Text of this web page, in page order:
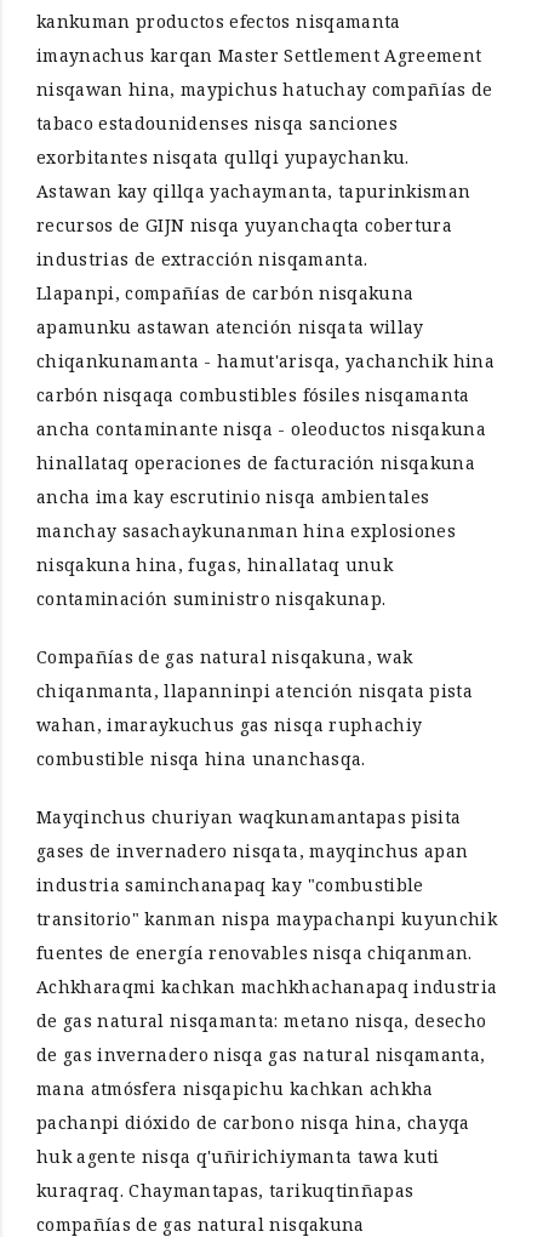
kankuman productos efectos nisqamanta
imaynachus karqan Master Settlement Agreement
nisqawan hina, maypichus hatuchay compañías de
tabaco estadounidenses nisqa sanciones
exorbitantes nisqata qullqi yupaychanku.
Astawan kay qillqa yachaymanta, tapurinkisman
recursos de GIJN nisqa yuyanchaqta cobertura
industrias de extracción nisqamanta.
Llapanpi, compañías de carbón nisqakuna
apamunku astawan atención nisqata willay
chiqankunamanta - hamut'arisqa, yachanchik hina
carbón nisqaqa combustibles fósiles nisqamanta
ancha contaminante nisqa - oleoductos nisqakuna
hinallataq operaciones de facturación nisqakuna
ancha ima kay escrutinio nisqa ambientales
manchay sasachaykunanman hina explosiones
nisqakuna hina, fugas, hinallataq unuk
contaminación suministro nisqakunap.
Compañías de gas natural nisqakuna, wak
chiqanmanta, llapanninpi atención nisqata pista
wahan, imaraykuchus gas nisqa ruphachiy
combustible nisqa hina unanchasqa.
Mayqinchus churiyan waqkunamantapas pisita
gases de invernadero nisqata, mayqinchus apan
industria saminchanapaq kay "combustible
transitorio" kanman nispa maypachanpi kuyunchik
fuentes de energía renovables nisqa chiqanman.
Achkharaqmi kachkan machkhachanapaq industria
de gas natural nisqamanta: metano nisqa, desecho
de gas invernadero nisqa gas natural nisqamanta,
mana atmósfera nisqapichu kachkan achkha
pachanpi dióxido de carbono nisqa hina, chayqa
huk agente nisqa q'uñirichiymanta tawa kuti
kuraqraq. Chaymantapas, tarikuqtinñapas
compañías de gas natural nisqakuna